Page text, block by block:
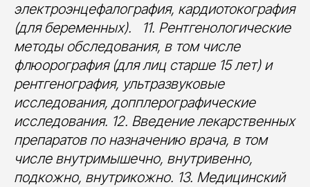
электроэнцефалография, кардиотокография
(для беременных). 11. Рентгенологические
методы обследования, в том числе
флюорография (для лиц старше 15 лет) и
рентгенография, ультразвуковые
исследования, допплерографические
исследования. 12. Введение лекарственных
препаратов по назначению врача, в том
числе внутримышечно, внутривенно,
подкожно, внутрикожно. 13. Медицинский